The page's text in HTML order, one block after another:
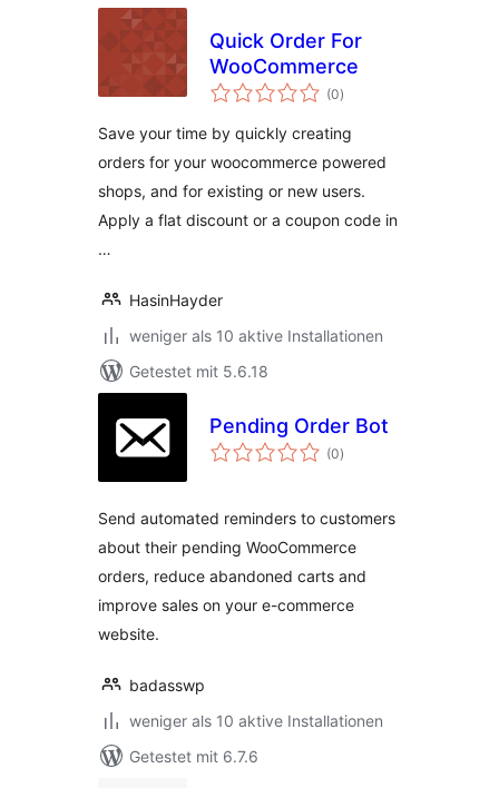
Quick Order For
WooCommerce
(0Bewertungen
insgesamt
)
Save your time by quickly creating
orders for your woocommerce powered
shops, and for existing or new users.
Apply a flat discount or a coupon code in
…
HasinHayder
weniger als 10 aktive Installationen
Getestet mit 5.6.18
Pending Order Bot
(0Bewertungen
insgesamt
)
Send automated reminders to customers
about their pending WooCommerce
orders, reduce abandoned carts and
improve sales on your e-commerce
website.
badasswp
weniger als 10 aktive Installationen
Getestet mit 6.7.6